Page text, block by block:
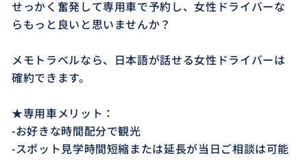
せっかく奮発して専用車で予約し、女性ドライバーな
らもっと良いと思いませんか？
メモトラベルなら、日本語が話せる女性ドライバーは
確約できます。
★専用車メリット：
-お好きな時間配分で観光
-スポット見学時間短縮または延長が当日ご相談は可能